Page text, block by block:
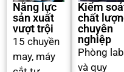
Năng lực
sản xuất
vượt trội
15 chuyền
may, máy
Kiểm
chất
chuyên
nghiệp
Phòng lab
và quy